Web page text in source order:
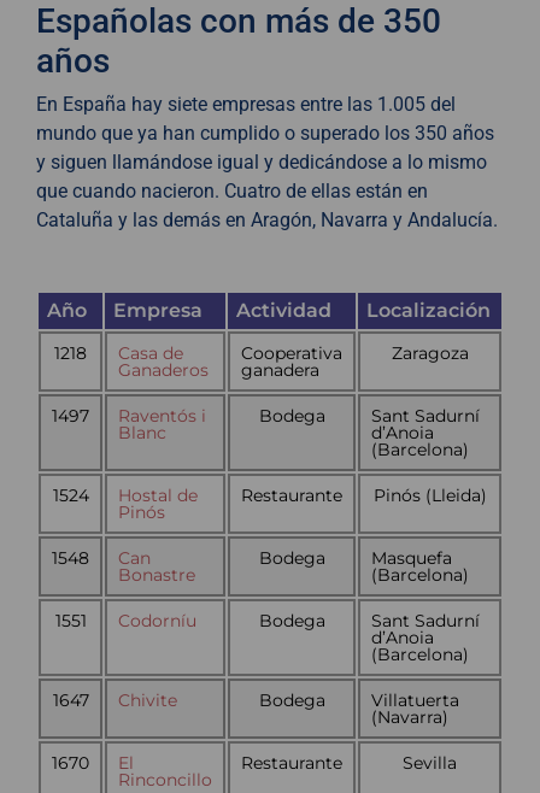
Españolas con más de 350
años
En España hay siete empresas entre las 1.005 del
mundo que ya han cumplido o superado los 350 años
y siguen llamándose igual y dedicándose a lo mismo
que cuando nacieron. Cuatro de ellas están en
Cataluña y las demás en Aragón, Navarra y Andalucía.
Año Empresa Actividad Localización
1218 Casa de
Ganaderos
Cooperativa
ganadera
Zaragoza
1497 Raventós i
Blanc
Bodega Sant Sadurní
d’Anoia
(Barcelona)
1524 Hostal de
Pinós
Restaurante Pinós (Lleida)
1548 Can
Bonastre
Bodega Masquefa
(Barcelona)
1551 Codorníu Bodega Sant Sadurní
d’Anoia
(Barcelona)
1647 Chivite Bodega Villatuerta
(Navarra)
1670 El
Rinconcillo
Restaurante Sevilla